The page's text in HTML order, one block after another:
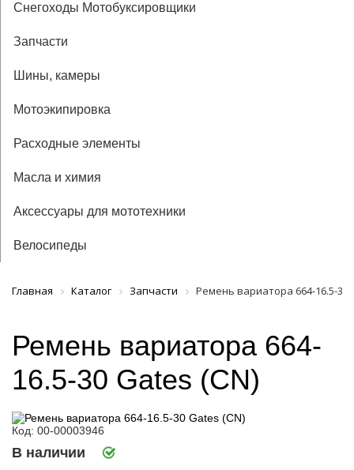
Снегоходы Мотобуксировщики
Запчасти
Шины, камеры
Мотоэкипировка
Расходные элементы
Масла и химия
Аксессуары для мототехники
Велосипеды
Главная Каталог Запчасти Ремень вариатора 664-16.5-30
Ремень вариатора 664-
16.5-30 Gates (CN)
Код: 00-00003946
В наличии